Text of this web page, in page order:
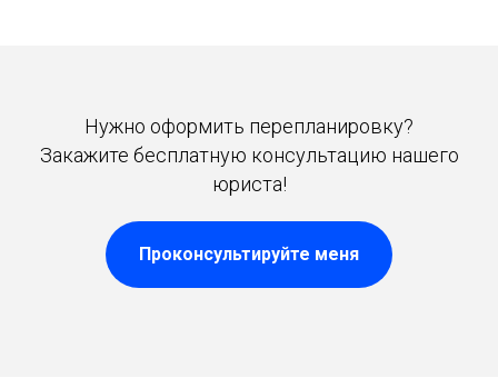
Нужно оформить перепланировку?
Закажите бесплатную консультацию нашего
юриста!
Проконсультируйте меня